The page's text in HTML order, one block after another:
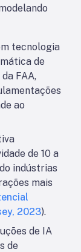
tecnologia
de
FAA,
ao
de 10 a
indústrias
mais
2023).
de IA
de